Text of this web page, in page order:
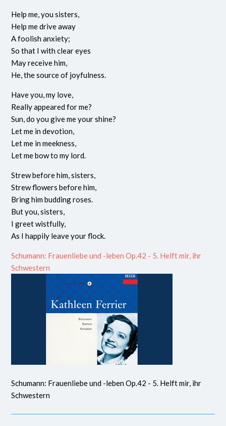
Help me, you sisters,
Help me drive away
A foolish anxiety;
So that I with clear eyes
May receive him,
He, the source of joyfulness.
Have you, my love,
Really appeared for me?
Sun, do you give me your shine?
Let me in devotion,
Let me in meekness,
Let me bow to my lord.
Strew before him, sisters,
Strew flowers before him,
Bring him budding roses.
But you, sisters,
I greet wistfully,
As I happily leave your flock.
Schumann: Frauenliebe und -leben Op.42 - 5. Helft mir, ihr
Schwestern
Schumann: Frauenliebe und -leben Op.42 - 5. Helft mir, ihr
Schwestern